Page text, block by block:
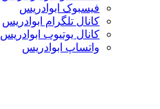
فیسبوک ابوادریس
کانال تلگرام ابوادریس
کانال یوتیوب ابوادریس
واتساپ ابوادریس